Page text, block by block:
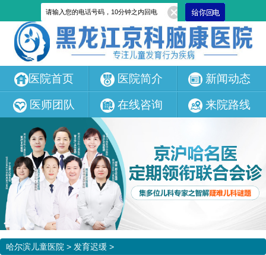
医院首页 医院简介 新闻动态
医师团队 在线咨询 来院路线
哈尔滨儿童医院 > 发育迟缓>